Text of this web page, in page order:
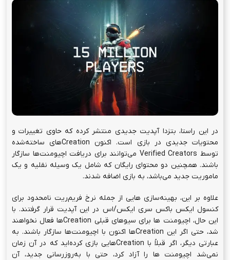
در این راستا، بتزدا آپدیت جدیدی منتشر کرده که حاوی تغییرات و
محتویات جدیدی در بازی است. اکنون Creationهای ساخته‌شده
توسط Verified Creators می‌توانند برای دریافت اچیومنت‌ها سازگار
باشند. همچنین دو محتوای رایگان که شامل یک وسیله نقلیه و یک
ماموریت جدید می‌باشد، به بازی اضافه شدند.
علاوه بر این، بهینه‌سازی هایی از جمله نرخ فریم‌ریت نامحدود برای
کنسول ایکس باکس سری ایکس/اس در این آپدیت قرار گرفتند. با
این حال، اچیومنت ها برای سیو‌های قبلی Creationها فعال نخواهند
شد، حتی اگر این Creationها اکنون با اچیومنت‌ها سازگار باشند. به
عبارتی دیگر، اگر قبلاً با Creationهایی بازی کرده‌اید که در آن زمان
نمی‌شد اچیومنت ها را آزاد کرد، حتی با به‌روزرسانی جدید، آن